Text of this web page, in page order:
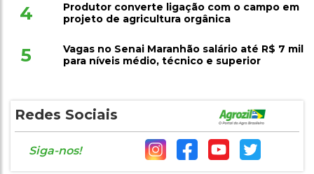
4
Produtor converte ligação com o campo em
projeto de agricultura orgânica
5
Vagas no Senai Maranhão salário até R$ 7 mil
para níveis médio, técnico e superior
Redes Sociais
Siga-nos!